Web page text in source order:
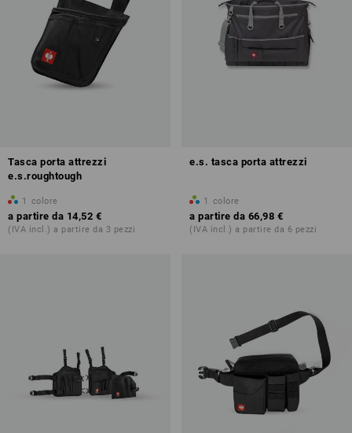
Tasca porta attrezzi
e.s.roughtough
1 colore
a partire da 14,52 €
(IVA incl.) a partire da 3 pezzi
e.s. tasca porta attrezzi
1 colore
a partire da 66,98 €
(IVA incl.) a partire da 6 pezzi